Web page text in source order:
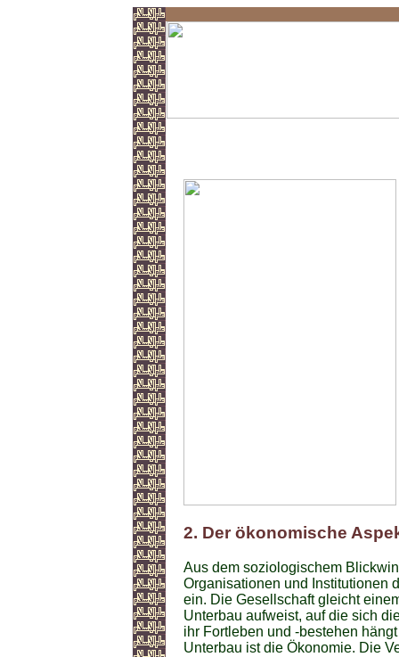
2. Der ökonomische
Aus dem soziologischem
Organisationen und Institutionen
ein. Die Gesellschaft gleicht
Unterbau aufweist, auf die sich
ihr Fortleben und -bestehen
Unterbau ist die Ökonomie. Die